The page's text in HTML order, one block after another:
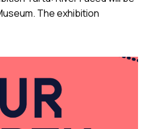
The exhibition